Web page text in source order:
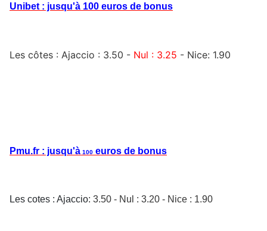
Unibet : jusqu'à 100 euros de bonus
Les côtes : Ajaccio : 3.50 - Nul : 3.25 - Nice: 1.90
Pmu.fr : jusqu'à 100 euros de bonus
Les cotes : Ajaccio: 3.50 - Nul : 3.20 - Nice : 1.90